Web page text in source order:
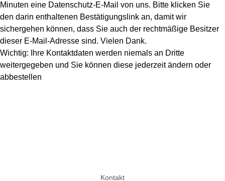
Minuten eine Datenschutz-E-Mail von uns. Bitte klicken Sie
den darin enthaltenen Bestätigungslink an, damit wir
sichergehen können, dass Sie auch der rechtmäßige Besitzer
dieser E-Mail-Adresse sind. Vielen Dank.
Wichtig: Ihre Kontaktdaten werden niemals an Dritte
weitergegeben und Sie können diese jederzeit ändern oder
abbestellen
Kontakt